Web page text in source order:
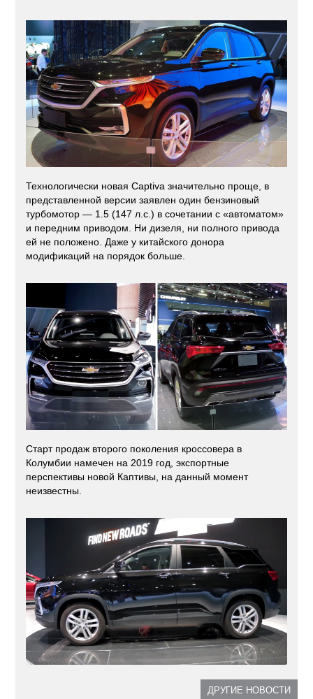
Технологически новая Captiva значительно проще, в
представленной версии заявлен один бензиновый
турбомотор — 1.5 (147 л.с.) в сочетании с «автоматом»
и передним приводом. Ни дизеля, ни полного привода
ей не положено. Даже у китайского донора
модификаций на порядок больше.
Старт продаж второго поколения кроссовера в
Колумбии намечен на 2019 год, экспортные
перспективы новой Каптивы, на данный момент
неизвестны.
ДРУГИЕ НОВОСТИ